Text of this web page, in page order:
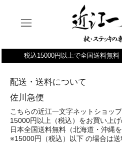
税込15000円以上で全国送料無
配送・送料について
佐川急便
こちらの近江一文字ネットショッ
15000円以上（税込）をお買い上
日本全国送料無料（北海道・沖縄
※15000円（税込）以下 の場合は